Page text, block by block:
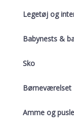
Legetøj og
Babynests &
Sko
Børneværelset
Amme og